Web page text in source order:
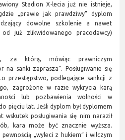
Stadion X-lecia już nie istnieje,
„prawie jak prawdziwy” dyplom
dowolne szkolenie a nawet
już zlikwidowanego pracodawcy)
za którą, mówiąc prawniczym
na sanki zaprasza”. Posługiwanie się
przestępstwo, podlegające sankcji z
zagrożone w razie wykrycia karą
lub pozbawienia wolności w
pięciu lat. Jeśli dyplom był dyplomem
wskutek posługiwania się nim naraził
kara może być znacznie wyższa.
„wyleci z hukiem” i wilczym